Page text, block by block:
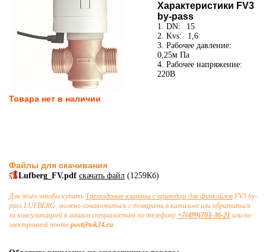
Характеристики FV3
by-pass
1. DN:
15
2. Kvs:
1,6
3. Рабочее давление:
0,25м Па
4. Рабочее напряжение:
220В
Товара нет в наличии
Файлы для скачивания
Lufberg_FV.pdf скачать файл (1259Кб)
Для того чтобы купить Трехходовые клапаны с приводом для фанкойлов FV3 by-
pass LUFBERG, можно ознакомиться с товарами в каталоге или обратиться
за консультацией к нашим специалистам по телефону+7(499)703-36-21 или по
электронной почте post@tok24.ru.